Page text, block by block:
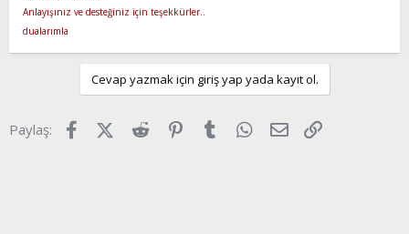
Anlayışınız ve desteğiniz için teşekkürler..
dualarımla
Cevap yazmak için giriş yap yada kayıt ol.
Paylaş: FacebookX (Twitter)
Reddit Pinterest
Tumblr WhatsApp
E-posta